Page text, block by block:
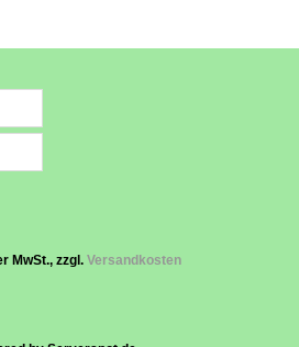
MwSt., zzgl. Versandkosten